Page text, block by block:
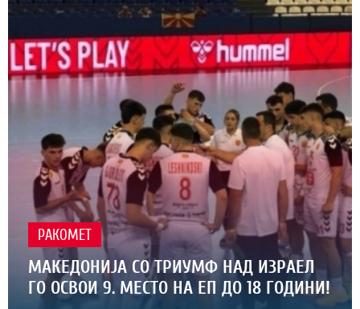
РАКОМЕТ
МАКЕДОНИЈА СО ТРИУМФ НАД ИЗРАЕЛ
ГО ОСВОИ 9. МЕСТО НА ЕП ДО 18 ГОДИНИ!